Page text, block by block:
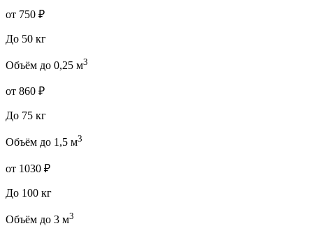
от 750 ₽
До 50 кг
Объём до 0,25 м3
от 860 ₽
До 75 кг
Объём до 1,5 м3
от 1030 ₽
До 100 кг
Объём до 3 м3